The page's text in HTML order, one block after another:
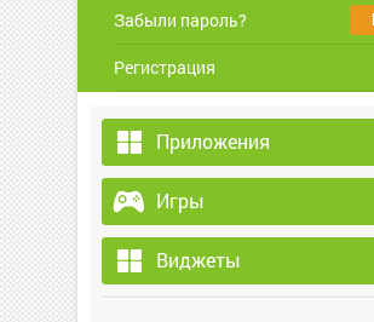
Забыли пароль?
Регистрация
Приложения
Игры
Виджеты